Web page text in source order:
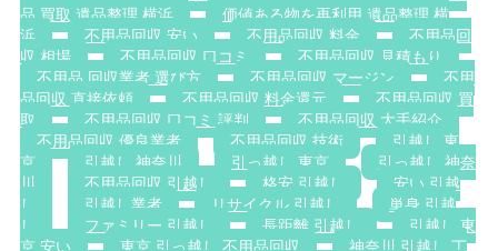
品 買取 遺品整理 横浜
価値ある物を再利用 遺品整理 横
浜
不用品回収 安い 不用品回収 料金
不用品回
収 相場
不用品回収 口コミ
不用品回収 見積もり
不用品 回収業者 選び方
不用品回収 マージン
不用
品回収 直接依頼
不用品回収 料金還元
不用品回収 買
取
不用品回収 口コミ 評判
不用品回収 大手紹介
不用品回収 優良業者
不用品回収 技術
引越し 東
京
引越し 神奈川 引っ越し 東京
引っ越し 神奈
川
不用品回収 引越し 格安 引越し
安い 引越
し
引越し業者 リサイクル 引越し
単身 引越
し
ファミリー 引越し 長距離 引越し
引越し 東
京 安い
東京 引っ越し 不用品回収
神奈川 引越し 丁